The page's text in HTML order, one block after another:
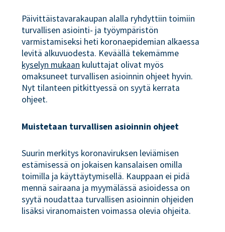
Päivittäistavarakaupan alalla ryhdyttiin toimiin
turvallisen asiointi- ja työympäristön
varmistamiseksi heti koronaepidemian alkaessa
levitä alkuvuodesta. Keväällä tekemämme
kyselyn mukaan kuluttajat olivat myös
omaksuneet turvallisen asioinnin ohjeet hyvin.
Nyt tilanteen pitkittyessä on syytä kerrata
ohjeet.
Muistetaan turvallisen asioinnin ohjeet
Suurin merkitys koronaviruksen leviämisen
estämisessä on jokaisen kansalaisen omilla
toimilla ja käyttäytymisellä. Kauppaan ei pidä
mennä sairaana ja myymälässä asioidessa on
syytä noudattaa turvallisen asioinnin ohjeiden
lisäksi viranomaisten voimassa olevia ohjeita.